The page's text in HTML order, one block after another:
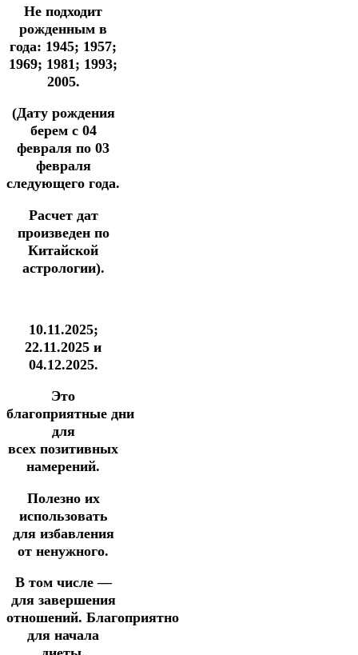
Не подходит
рожденным в
года: 1945; 1957;
1969; 1981; 1993;
2005.
(Дату рождения
берем с 04
февраля по 03
февраля
следующего года.
Расчет дат
произведен по
Китайской
астрологии).
10.11.2025;
22.11.2025 и
04.12.2025.
Это
благоприятные дни
для
всех позитивных
намерений.
Полезно их
использовать
для избавления
от ненужного.
В том числе —
для завершения
отношений. Благоприятно
для начала